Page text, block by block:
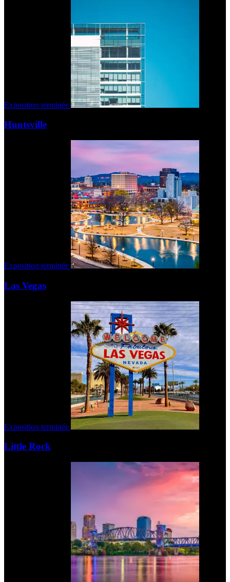
Exposition terminée
Huntsville
Exposition terminée
Las Vegas
Exposition terminée
Little Rock